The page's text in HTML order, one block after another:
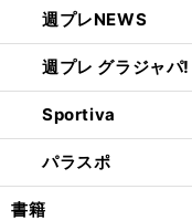
週プレNEWS
週プレ グラジャパ!
Sportiva
パラスポ
書籍